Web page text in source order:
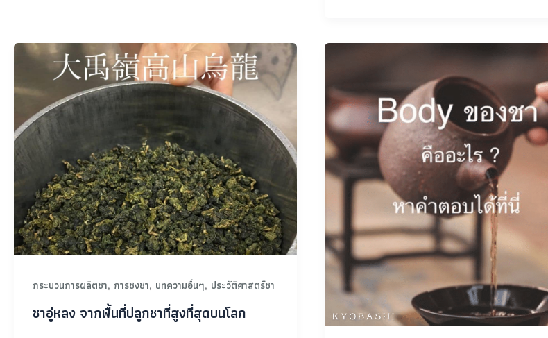
กระบวนการผลิตชา, การชงชา, บทความอื่นๆ, ประวัติศาสตร์ชา
ชาอู่หลง จากพื้นที่ปลูกชาที่สูงที่สุดบนโลก